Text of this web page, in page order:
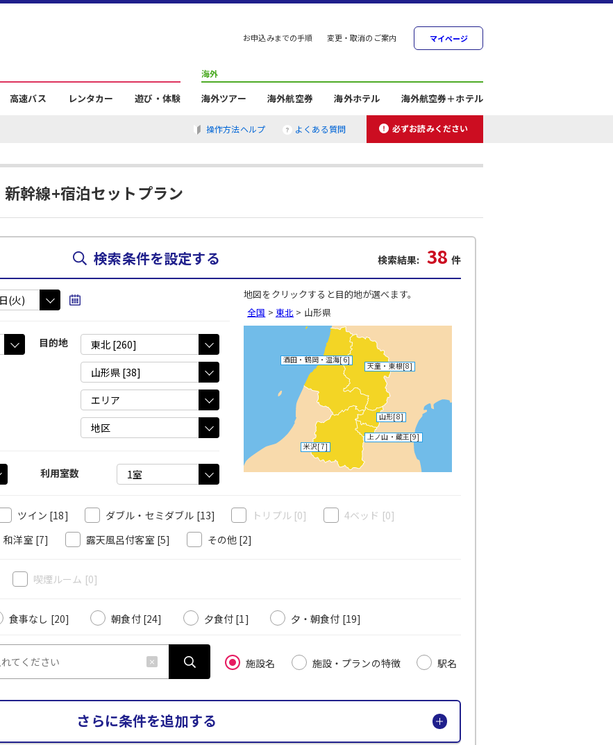
お申込みまでの手順 変更・取消のご案内 マイページ
高速バス レンタカー 遊び・体験
海外
海外ツアー 海外航空券 海外ホテル 海外航空券＋ホテル
操作方法ヘルプ よくある質問 必ずお読みください
幹線+宿泊セットプラン
検索条件を設定する 検索結果: 38 件
目的地
利用室数
地図をクリックすると目的地が選べます。
全国 > 東北 > 山形県
天童・東根[8]
山形[8]
上ノ山・蔵王[9]
米沢[7]
酒田・鶴岡・温海[6]
ツイン [18] ダブル・セミダブル [13] トリプル [0] 4ベッド [0]
和洋室 [7] 露天風呂付客室 [5] その他 [2]
喫煙ルーム [0]
食事なし [20] 朝食付 [24] 夕食付 [1] 夕・朝食付 [19]
施設名 施設・プランの特徴 駅名
さらに条件を追加する